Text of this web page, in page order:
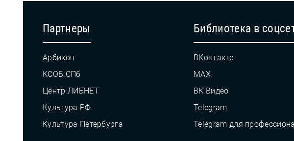
Партнеры
Арбикон
КСОБ СПб
Центр ЛИБНЕТ
Культура.РФ
Культура Петербурга
Библиотека в
ВКонтакте
MAX
ВК Видео
Telegram
Telegram для